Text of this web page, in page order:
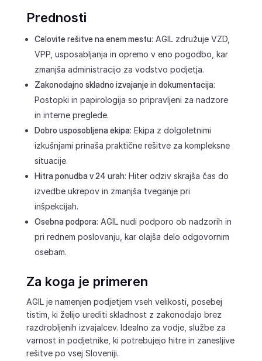
Prednosti
Celovite rešitve na enem mestu: AGIL združuje VZD,
VPP, usposabljanja in opremo v eno pogodbo, kar
zmanjša administracijo za vodstvo podjetja.
Zakonodajno skladno izvajanje in dokumentacija:
Postopki in papirologija so pripravljeni za nadzore
in interne preglede.
Dobro usposobljena ekipa: Ekipa z dolgoletnimi
izkušnjami prinaša praktične rešitve za kompleksne
situacije.
Hitra ponudba v 24 urah: Hiter odziv skrajša čas do
izvedbe ukrepov in zmanjša tveganje pri
inšpekcijah.
Osebna podpora: AGIL nudi podporo ob nadzorih in
pri rednem poslovanju, kar olajša delo odgovornim
osebam.
Za koga je primeren
AGIL je namenjen podjetjem vseh velikosti, posebej
tistim, ki želijo urediti skladnost z zakonodajo brez
razdrobljenih izvajalcev. Idealno za vodje, službe za
varnost in podjetnike, ki potrebujejo hitre in zanesljive
rešitve po vsej Sloveniji.